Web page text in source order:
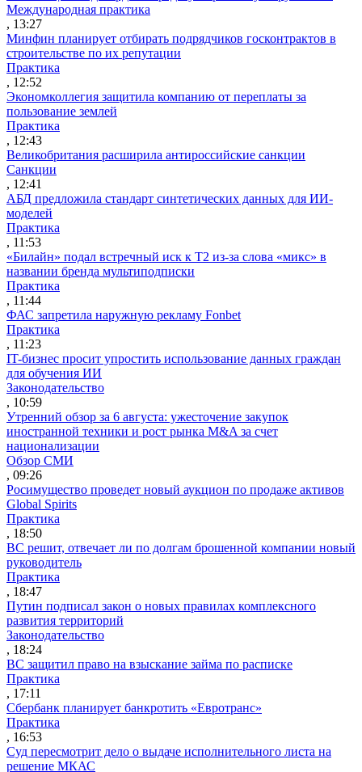
Международная практика
, 13:27
Минфин планирует отбирать подрядчиков госконтрактов в
строительстве по их репутации
Практика
, 12:52
Экономколлегия защитила компанию от переплаты за
пользование землей
Практика
, 12:43
Великобритания расширила антироссийские санкции
Санкции
, 12:41
АБД предложила стандарт синтетических данных для ИИ-
моделей
Практика
, 11:53
«Билайн» подал встречный иск к Т2 из-за слова «микс» в
названии бренда мультиподписки
Практика
, 11:44
ФАС запретила наружную рекламу Fonbet
Практика
, 11:23
IT-бизнес просит упростить использование данных граждан
для обучения ИИ
Законодательство
, 10:59
Утренний обзор за 6 августа: ужесточение закупок
иностранной техники и рост рынка M&A за счет
национализации
Обзор СМИ
, 09:26
Росимущество проведет новый аукцион по продаже активов
Global Spirits
Практика
, 18:50
ВС решит, отвечает ли по долгам брошенной компании новый
руководитель
Практика
, 18:47
Путин подписал закон о новых правилах комплексного
развития территорий
Законодательство
, 18:24
ВС защитил право на взыскание займа по расписке
Практика
, 17:11
Сбербанк планирует банкротить «Евротранс»
Практика
, 16:53
Суд пересмотрит дело о выдаче исполнительного листа на
решение МКАС